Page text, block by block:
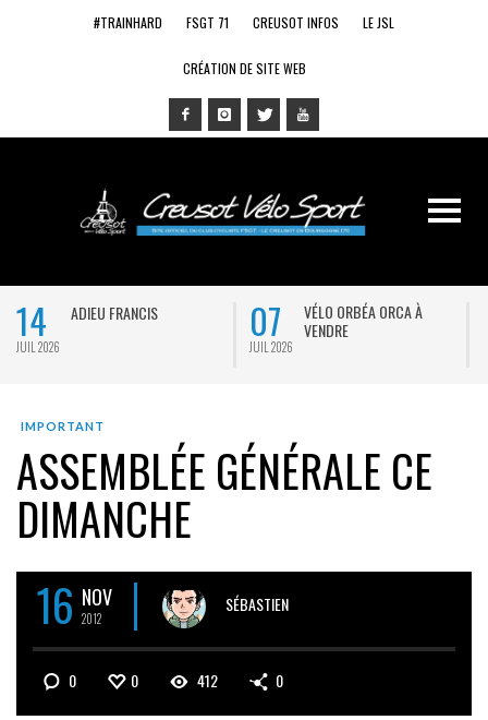
#TRAINHARD FSGT 71 CREUSOT INFOS LE JSL
CRÉATION DE SITE WEB
14
JUIL 2026
ADIEU FRANCIS 07
JUIL 2026
VÉLO ORBÉA ORCA À
VENDRE
IMPORTANT
ASSEMBLÉE GÉNÉRALE CE
DIMANCHE
16 NOV
2012
SÉBASTIEN
0 0 412 0